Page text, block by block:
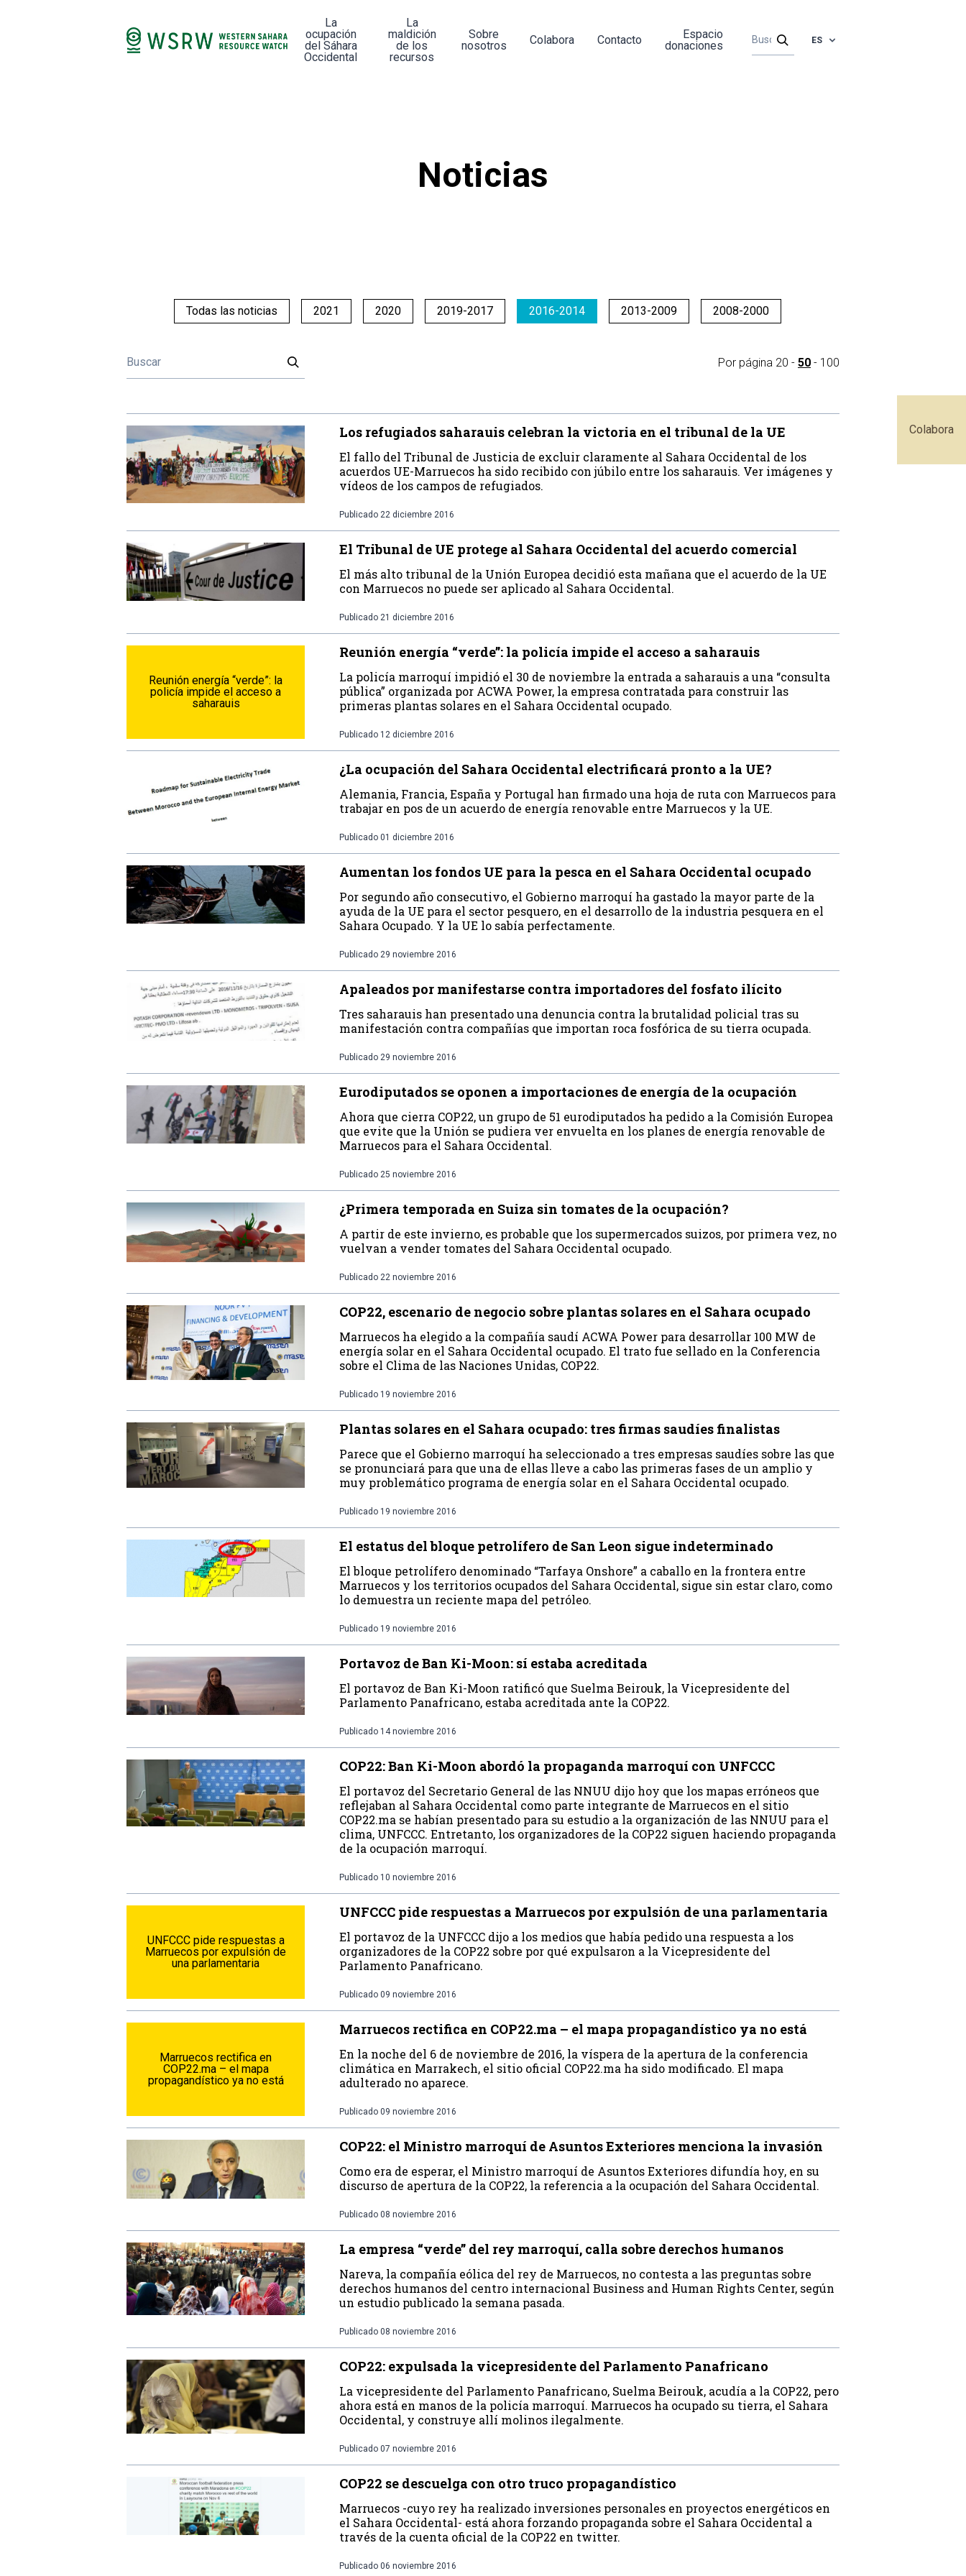
Colabora
La
ocupación
del Sáhara
Occidental
La
maldición
de los
recursos
Sobre
nosotros
Colabora Contacto
Espacio
donaciones
ES
Noticias
Todas las noticias 2021 2020 2019-2017 2016-2014 2013-2009 2008-2000
Por página 20 - 50 - 100
Los refugiados saharauis celebran la victoria en el tribunal de la UE
El fallo del Tribunal de Justicia de excluir claramente al Sahara Occidental de los
acuerdos UE-Marruecos ha sido recibido con júbilo entre los saharauis. Ver imágenes y
vídeos de los campos de refugiados.
Publicado 22 diciembre 2016
El Tribunal de UE protege al Sahara Occidental del acuerdo comercial
El más alto tribunal de la Unión Europea decidió esta mañana que el acuerdo de la UE
con Marruecos no puede ser aplicado al Sahara Occidental.
Publicado 21 diciembre 2016
Reunión energía “verde”: la
policía impide el acceso a
saharauis
Reunión energía “verde”: la policía impide el acceso a saharauis
La policía marroquí impidió el 30 de noviembre la entrada a saharauis a una “consulta
pública” organizada por ACWA Power, la empresa contratada para construir las
primeras plantas solares en el Sahara Occidental ocupado.
Publicado 12 diciembre 2016
¿La ocupación del Sahara Occidental electrificará pronto a la UE?
Alemania, Francia, España y Portugal han firmado una hoja de ruta con Marruecos para
trabajar en pos de un acuerdo de energía renovable entre Marruecos y la UE.
Publicado 01 diciembre 2016
Aumentan los fondos UE para la pesca en el Sahara Occidental ocupado
Por segundo año consecutivo, el Gobierno marroquí ha gastado la mayor parte de la
ayuda de la UE para el sector pesquero, en el desarrollo de la industria pesquera en el
Sahara Ocupado. Y la UE lo sabía perfectamente.
Publicado 29 noviembre 2016
Apaleados por manifestarse contra importadores del fosfato ilícito
Tres saharauis han presentado una denuncia contra la brutalidad policial tras su
manifestación contra compañías que importan roca fosfórica de su tierra ocupada.
Publicado 29 noviembre 2016
Eurodiputados se oponen a importaciones de energía de la ocupación
Ahora que cierra COP22, un grupo de 51 eurodiputados ha pedido a la Comisión Europea
que evite que la Unión se pudiera ver envuelta en los planes de energía renovable de
Marruecos para el Sahara Occidental.
Publicado 25 noviembre 2016
¿Primera temporada en Suiza sin tomates de la ocupación?
A partir de este invierno, es probable que los supermercados suizos, por primera vez, no
vuelvan a vender tomates del Sahara Occidental ocupado.
Publicado 22 noviembre 2016
COP22, escenario de negocio sobre plantas solares en el Sahara ocupado
Marruecos ha elegido a la compañía saudí ACWA Power para desarrollar 100 MW de
energía solar en el Sahara Occidental ocupado. El trato fue sellado en la Conferencia
sobre el Clima de las Naciones Unidas, COP22.
Publicado 19 noviembre 2016
Plantas solares en el Sahara ocupado: tres firmas saudíes finalistas
Parece que el Gobierno marroquí ha seleccionado a tres empresas saudíes sobre las que
se pronunciará para que una de ellas lleve a cabo las primeras fases de un amplio y
muy problemático programa de energía solar en el Sahara Occidental ocupado.
Publicado 19 noviembre 2016
El estatus del bloque petrolífero de San Leon sigue indeterminado
El bloque petrolífero denominado “Tarfaya Onshore” a caballo en la frontera entre
Marruecos y los territorios ocupados del Sahara Occidental, sigue sin estar claro, como
lo demuestra un reciente mapa del petróleo.
Publicado 19 noviembre 2016
Portavoz de Ban Ki-Moon: sí estaba acreditada
El portavoz de Ban Ki-Moon ratificó que Suelma Beirouk, la Vicepresidente del
Parlamento Panafricano, estaba acreditada ante la COP22.
Publicado 14 noviembre 2016
COP22: Ban Ki-Moon abordó la propaganda marroquí con UNFCCC
El portavoz del Secretario General de las NNUU dijo hoy que los mapas erróneos que
reflejaban al Sahara Occidental como parte integrante de Marruecos en el sitio
COP22.ma se habían presentado para su estudio a la organización de las NNUU para el
clima, UNFCCC. Entretanto, los organizadores de la COP22 siguen haciendo propaganda
de la ocupación marroquí.
Publicado 10 noviembre 2016
UNFCCC pide respuestas a
Marruecos por expulsión de
una parlamentaria
UNFCCC pide respuestas a Marruecos por expulsión de una parlamentaria
El portavoz de la UNFCCC dijo a los medios que había pedido una respuesta a los
organizadores de la COP22 sobre por qué expulsaron a la Vicepresidente del
Parlamento Panafricano.
Publicado 09 noviembre 2016
Marruecos rectifica en
COP22.ma – el mapa
propagandístico ya no está
Marruecos rectifica en COP22.ma – el mapa propagandístico ya no está
En la noche del 6 de noviembre de 2016, la víspera de la apertura de la conferencia
climática en Marrakech, el sitio oficial COP22.ma ha sido modificado. El mapa
adulterado no aparece.
Publicado 09 noviembre 2016
COP22: el Ministro marroquí de Asuntos Exteriores menciona la invasión
Como era de esperar, el Ministro marroquí de Asuntos Exteriores difundía hoy, en su
discurso de apertura de la COP22, la referencia a la ocupación del Sahara Occidental.
Publicado 08 noviembre 2016
La empresa “verde” del rey marroquí, calla sobre derechos humanos
Nareva, la compañía eólica del rey de Marruecos, no contesta a las preguntas sobre
derechos humanos del centro internacional Business and Human Rights Center, según
un estudio publicado la semana pasada.
Publicado 08 noviembre 2016
COP22: expulsada la vicepresidente del Parlamento Panafricano
La vicepresidente del Parlamento Panafricano, Suelma Beirouk, acudía a la COP22, pero
ahora está en manos de la policía marroquí. Marruecos ha ocupado su tierra, el Sahara
Occidental, y construye allí molinos ilegalmente.
Publicado 07 noviembre 2016
COP22 se descuelga con otro truco propagandístico
Marruecos -cuyo rey ha realizado inversiones personales en proyectos energéticos en
el Sahara Occidental- está ahora forzando propaganda sobre el Sahara Occidental a
través de la cuenta oficial de la COP22 en twitter.
Publicado 06 noviembre 2016